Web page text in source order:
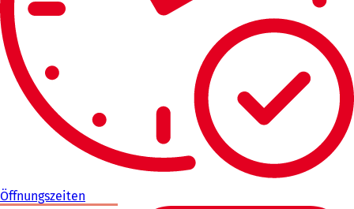
Öffnungszeiten